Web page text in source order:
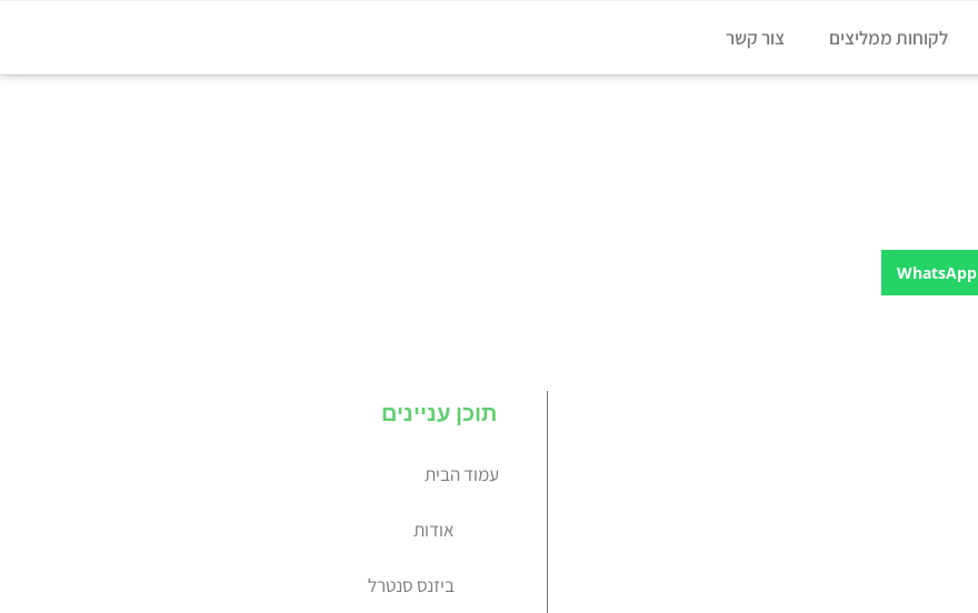
לקוחות ממליצים צור קשר
WhatsApp
תוכן עניינים
עמוד הבית
אודות
ביזנס סנטרל